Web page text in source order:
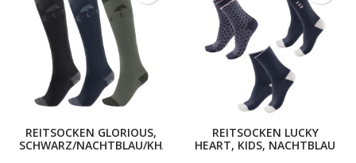
REITSOCKEN GLORIOUS,
SCHWARZ/NACHTBLAU/KHAKI,
REITSOCKEN LUCKY
HEART, KIDS, NACHTBLAU